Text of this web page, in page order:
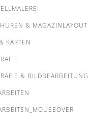
& MAGAZINLAYOUT
KARTEN
& BILDBEARBEITUNG